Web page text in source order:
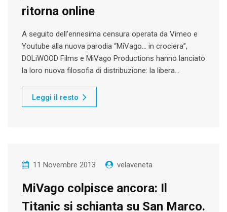
ritorna online
A seguito dell’ennesima censura operata da Vimeo e
Youtube alla nuova parodia “MiVago… in crociera”,
DOLiWOOD Films e MiVago Productions hanno lanciato
la loro nuova filosofia di distribuzione: la libera…
Leggi il resto
11 Novembre 2013 velaveneta
MiVago colpisce ancora: Il
Titanic si schianta su San Marco.